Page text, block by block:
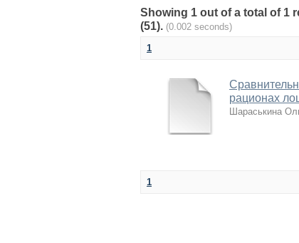
Showing 1 out of a total of 1
(51). (0.002 seconds)
1
рационах
Шараськина
1